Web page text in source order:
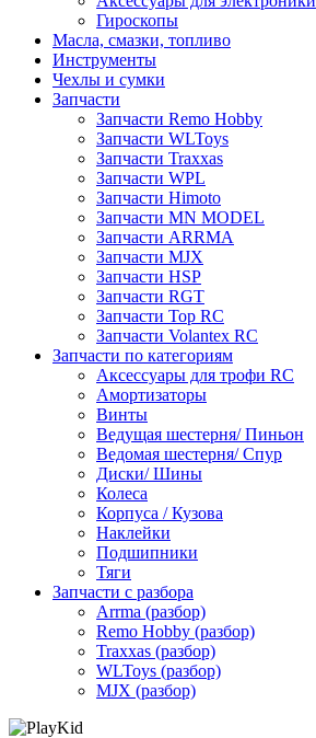
Гироскопы
Масла, смазки, топливо
Инструменты
Чехлы и сумки
Запчасти
Запчасти Remo Hobby
Запчасти WLToys
Запчасти Traxxas
Запчасти WPL
Запчасти Himoto
Запчасти MN MODEL
Запчасти ARRMA
Запчасти MJX
Запчасти HSP
Запчасти RGT
Запчасти Top RC
Запчасти Volantex RC
Запчасти по категориям
Аксессуары для трофи RC
Амортизаторы
Винты
Ведущая шестерня/ Пиньон
Ведомая шестерня/ Спур
Диски/ Шины
Колеса
Корпуса / Кузова
Наклейки
Подшипники
Тяги
Запчасти с разбора
Arrma (разбор)
Remo Hobby (разбор)
Traxxas (разбор)
WLToys (разбор)
MJX (разбор)